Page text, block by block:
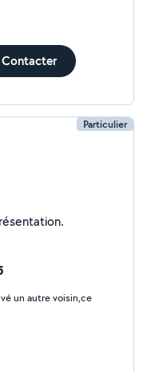
Contacter
Particulier
pas encore renseigné ma présentation.
un autre voisin,ce